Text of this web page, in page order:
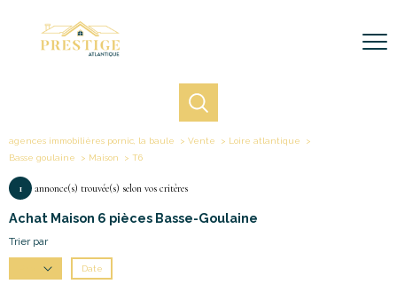
agences immobilières pornic, la baule Vente
Loire atlantique
Basse goulaine
Maison T6
1 annonce(s) trouvée(s) selon vos critères
Achat Maison 6 pièces Basse-Goulaine
Trier par
Date